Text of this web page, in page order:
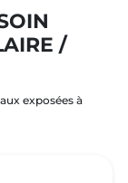
/
exposées à